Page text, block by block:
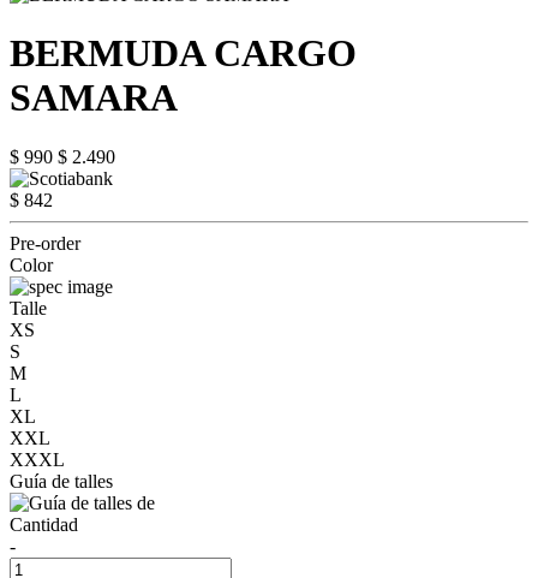
BERMUDA CARGO
SAMARA
$ 990 $ 2.490
$ 842
Pre-order
Color
Talle
XS
S
M
L
XL
XXL
XXXL
Guía de talles
Cantidad
-